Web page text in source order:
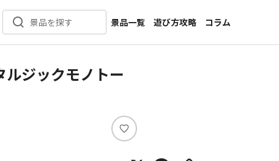
景品を探す
景品一覧
新着景品
遊び方攻略
コラム
インタビュー
ジックモノトー
い